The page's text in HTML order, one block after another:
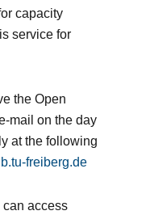
capacity
service for
the Open
mail on the day
at the following
freiberg.de
can access